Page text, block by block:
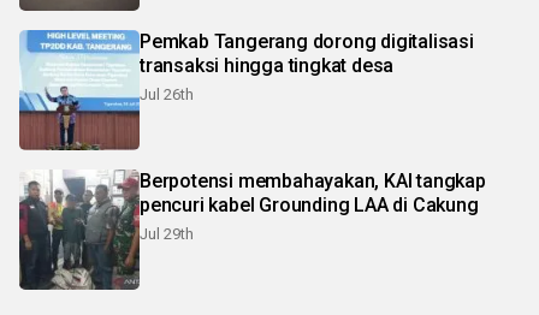
Pemkab Tangerang dorong digitalisasi
transaksi hingga tingkat desa
Jul 26th
Berpotensi membahayakan, KAI tangkap
pencuri kabel Grounding LAA di Cakung
Jul 29th